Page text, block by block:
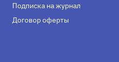
Подписка на журнал
Договор оферты